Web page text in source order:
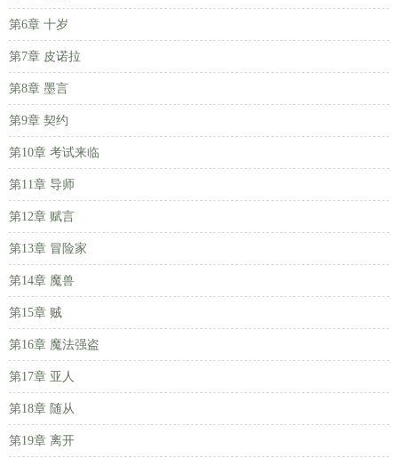
第6章 十岁
第7章 皮诺拉
第8章 墨言
第9章 契约
第10章 考试来临
第11章 导师
第12章 赋言
第13章 冒险家
第14章 魔兽
第15章 贼
第16章 魔法强盗
第17章 亚人
第18章 随从
第19章 离开